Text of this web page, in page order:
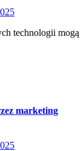
technologii mogą
marketing